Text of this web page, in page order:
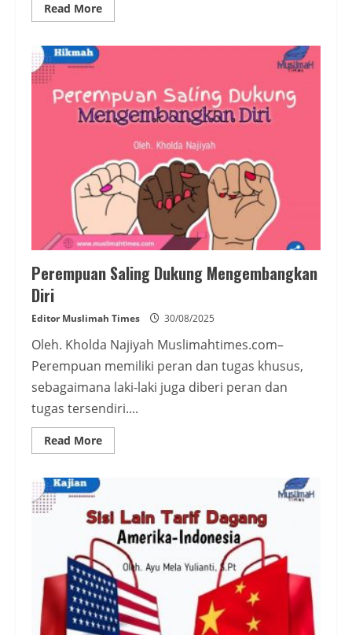
Read MoreRead
more
Women,
Buta
Perempuan Saling Dukung Mengembangkan
Diri
Editor Muslimah Times 30/08/2025
Oleh. Kholda Najiyah Muslimahtimes.com–
Perempuan memiliki peran dan tugas khusus,
sebagaimana laki-laki juga diberi peran dan
tugas tersendiri....
Read MoreRead
more
Mengembangkan
Diri